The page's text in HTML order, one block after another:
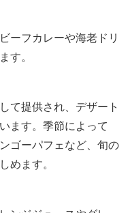
ーフカレーや海老ドリ
す。
て提供され、デザート
ます。季節によって
ゴーパフェなど、旬の
めます。